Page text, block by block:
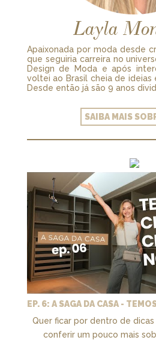
Layla
Apaixonada por moda desde
que seguiria carreira no
Design de Moda e após
voltei ao Brasil cheia de
Desde então já são 9 anos
SAIBA MAIS
Quer ficar por dentro de
conferir um pouco mais